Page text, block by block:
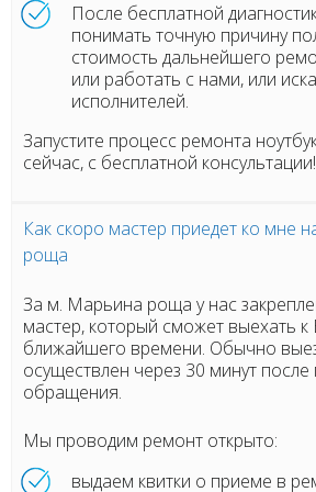
После бесплатной
понимать точную причину
стоимость дальнейшего
или работать с нами, или
исполнителей.
Запустите процесс ремонта
сейчас, с бесплатной консультации!
Как скоро мастер приедет ко мне
роща
За м. Марьина роща у нас
мастер, который сможет выехать
ближайшего времени. Обычно
осуществлен через 30 минут после
обращения.
Мы проводим ремонт открыто:
выдаем квитки о приеме в